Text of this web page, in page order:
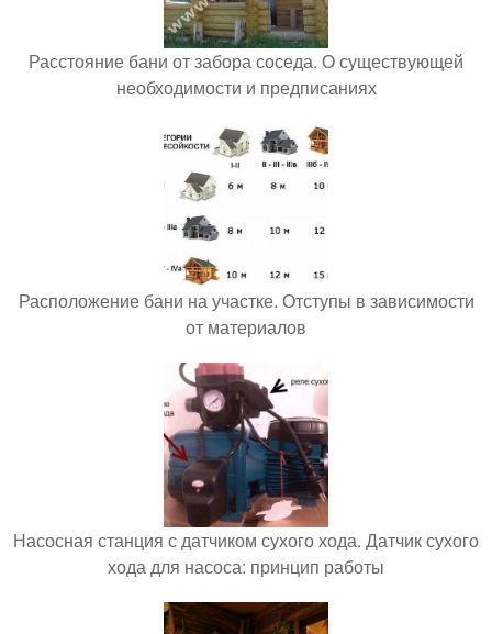
Расстояние бани от забора соседа. О существующей
необходимости и предписаниях
Расположение бани на участке. Отступы в зависимости
от материалов
Насосная станция с датчиком сухого хода. Датчик сухого
хода для насоса: принцип работы